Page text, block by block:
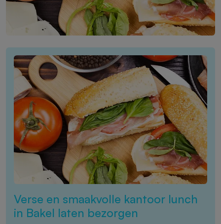
Verse en smaakvolle kantoor lunch
in Bakel laten bezorgen